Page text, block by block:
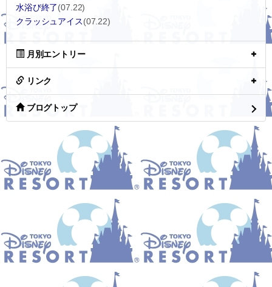
水浴び終了(07.22)
クラッシュアイス(07.22)
月別エントリー
リンク
ブログトップ